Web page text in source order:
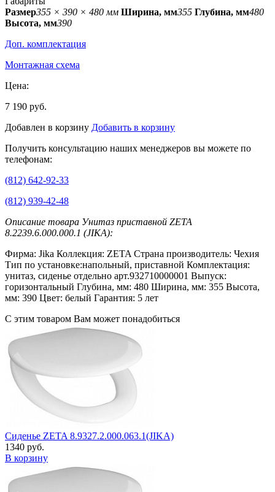
Размер355 × 390 × 480 мм Ширина, мм355 Глубина, мм480
Высота, мм390
Доп. комплектация
Монтажная схема
Цена:
7 190 руб.
Добавлен в корзину Добавить в корзину
Получить консультацию наших менеджеров вы можете по
телефонам:
(812) 642-92-33
(812) 939-42-48
Описание товара Унитаз приставной ZETA
8.2239.6.000.000.1 (JIKA):
Фирма: Jika Коллекция: ZETA Страна производитель: Чехия
Тип по установке:напольный, приставной Комплектация:
унитаз, сиденье отдельно арт.932710000001 Выпуск:
горизонтальный Глубина, мм: 480 Ширина, мм: 355 Высота,
мм: 390 Цвет: белый Гарантия: 5 лет
С этим товаром Вам может понадобиться
Сиденье ZETA 8.9327.2.000.063.1(JIKA)
1340 руб.
В корзину